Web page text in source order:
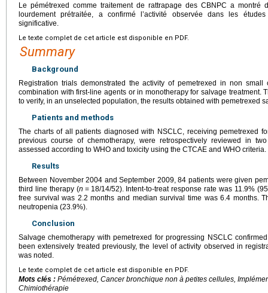
Le pémétrexed comme traitement de rattrapage des CBNPC a montré
lourdement prétraitée, a confirmé l’activité observée dans les
significative.
Le texte complet de cet article est disponible en PDF.
Summary
Background
Registration trials demonstrated the activity of pemetrexed in non
combination with first-line agents or in monotherapy for salvage treatment.
to verify, in an unselected population, the results obtained with pemetrexed
Patients and methods
The charts of all patients diagnosed with NSCLC, receiving pemetrexed
previous course of chemotherapy, were retrospectively reviewed in
assessed according to WHO and toxicity using the CTCAE and WHO criteria.
Results
Between November 2004 and September 2009, 84 patients were given
third line therapy (n = 18/14/52). Intent-to-treat response rate was 11.9%
free survival was 2.2 months and median survival time was 6.4 months.
neutropenia (23.9%).
Conclusion
Salvage chemotherapy with pemetrexed for progressing NSCLC
been extensively treated previously, the level of activity observed in
was noted.
Le texte complet de cet article est disponible en PDF.
Mots clés : Pémétrexed, Cancer bronchique non à petites cellules,
Chimiothérapie